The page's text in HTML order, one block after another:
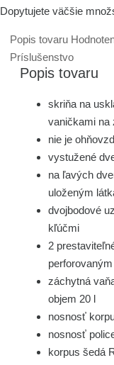
Dopytujete väčšie
Popis tovaru
Príslušenstvo
Popis tovaru
skriňa na
vaničkami na
nie je
vystužené
na ľavých
uloženým
dvojbodové
kľúčmi
2
záchytná
objem 20 l
nosnosť
nosnosť
korpus šedá